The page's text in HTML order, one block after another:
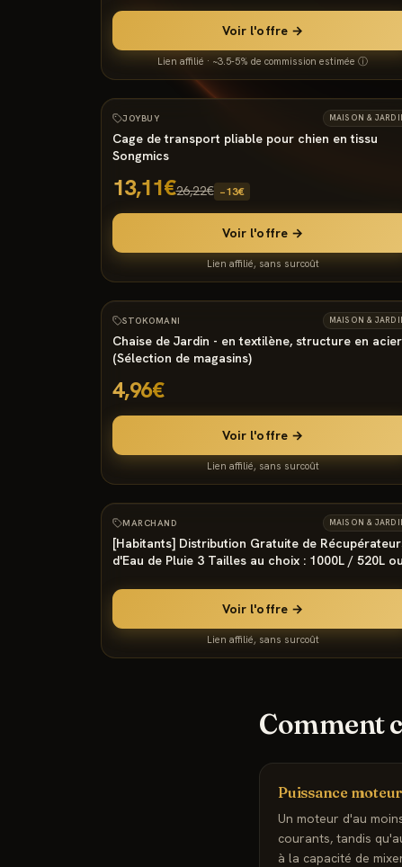
Voir l'offre →
Lien affilié · ~3.5-5% de commission estimée ⓘ
−50%
9000°
JOYBUY MAISON &
Cage de transport pliable pour chien en tissu
Songmics
13,11€26,22€ −13€
Voir l'offre →
Lien affilié, sans surcoût
1157°
STOKOMANI MAISON &
Chaise de Jardin - en textilène, structure en acier
(Sélection de magasins)
4,96€
Voir l'offre →
Lien affilié, sans surcoût
983°
MARCHAND MAISON &
[Habitants] Distribution Gratuite de
d'Eau de Pluie 3 Tailles au choix : 1000L / 520L ou
Voir l'offre →
Lien affilié, sans surcoût
Comment
Puissance moteur
Un moteur d'au
courants, tandis
à la capacité de